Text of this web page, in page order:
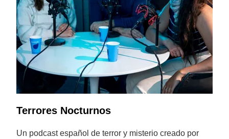
Terrores Nocturnos
Un podcast español de terror y misterio creado por